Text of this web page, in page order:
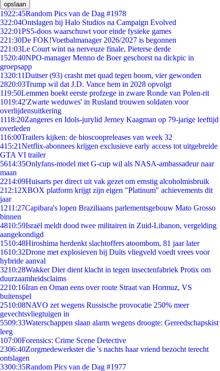
opslaan
1922:45Random Pics van de Dag #1978
322:04Ontslagen bij Halo Studios na Campaign Evolved
322:01PS5-doos waarschuwt voor einde fysieke games
221:30De FOK!Voetbalmanager 2026/2027 is begonnen
221:03Le Court wint na nerveuze finale, Pieterse derde
1520:40NPO-manager Menno de Boer geschorst na dickpic in
groepsapp
1320:11Duitser (93) crasht met quad tegen boom, vier gewonden
2820:03Trump wil dat J.D. Vance hem in 2028 opvolgt
119:50Lemmen boekt eerste profzege in zware Ronde van Polen-rit
1019:42'Zwarte weduwes' in Rusland trouwen soldaten voor
overlijdensuitkering
1118:20Zangeres en Idols-jurylid Jerney Kaagman op 79-jarige leeftijd
overleden
116:00Trailers kijken: de bioscoopreleases van week 32
415:21Netflix-abonnees krijgen exclusieve early access tot uitgebreide
GTA VI trailer
5614:35Onlyfans-model met G-cup wil als NASA-ambassadeur naar
maan
2214:09Huisarts per direct uit vak gezet om ernstig alcoholmisbruik
212:12XBOX platform krijgt zijn eigen "Platinum" achievements dit
jaar
1211:27Capibara's lopen Braziliaans parlementsgebouw Mato Grosso
binnen
4810:59Israël meldt dood twee militairen in Zuid-Libanon, vergelding
aangekondigd
1510:48Hiroshima herdenkt slachtoffers atoombom, 81 jaar later
1610:32Drone met explosieven bij Duits vliegveld voedt vrees voor
hybride aanval
3210:28Wakker Dier dient klacht in tegen insectenfabriek Protix om
duurzaamheidsclaims
2210:16Iran en Oman eens over route Straat van Hormuz, VS
buitenspel
2510:08NAVO zet wegens Russische provocatie 250% meer
gevechtsvliegtuigen in
5509:33Waterschappen slaan alarm wegens droogte: Gereedschapskist
leeg
107:00Forensics: Crime Scene Detective
2306:40Zorgmedewerkster die 's nachts haar vriend bezocht terecht
ontslagen
3300:35Random Pics van de Dag #1977